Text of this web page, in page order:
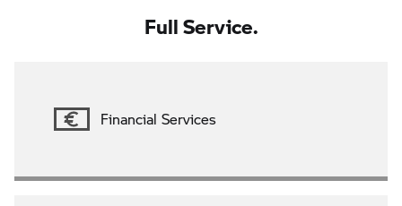
Full Service.
Financial Services